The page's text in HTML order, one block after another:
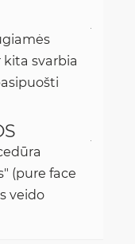
svarbia
(pure face
veido